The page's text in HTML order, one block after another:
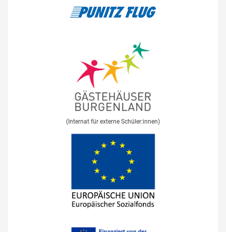
(Internat für externe Schüler:innen)